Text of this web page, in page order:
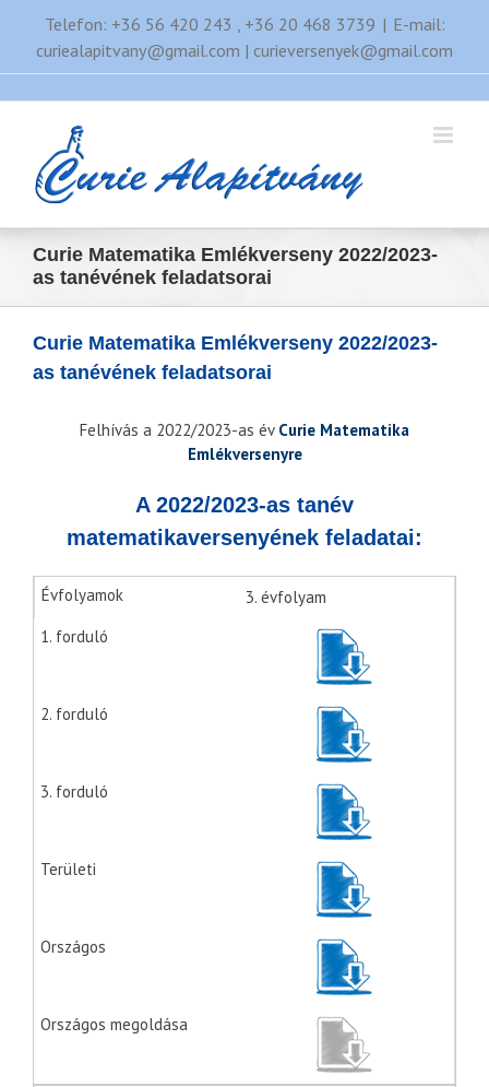
Telefon: +36 56 420 243 , +36 20 468 3739 | E-mail:
curiealapitvany@gmail.com | curieversenyek@gmail.com
Curie Matematika Emlékverseny 2022/2023-
as tanévének feladatsorai
Curie Matematika Emlékverseny 2022/2023-
as tanévének feladatsorai
Felhívás a 2022/2023-as év Curie Matematika
Emlékversenyre
A 2022/2023-as tanév
matematikaversenyének feladatai:
3. évfolyam